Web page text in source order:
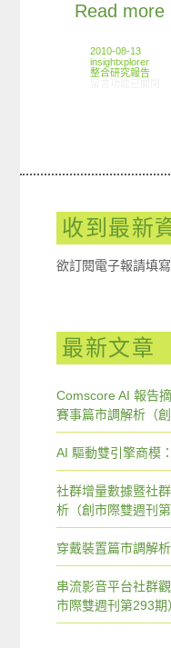
Read more
2010-08-13
insightxplorer
整合研究報告
收到最新
欲訂閱電子報請填寫
最新文章
Comscore AI 報告
賽事篇市調解析（
AI 驅動雙引擎商模
社群增量數據暨社
析（創市際雙週刊第
穿戴裝置篇市調解
串流影音平台社群
市際雙週刊第293期